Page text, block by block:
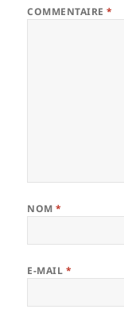
COMMENTAIRE*
NOM*
E-MAIL *